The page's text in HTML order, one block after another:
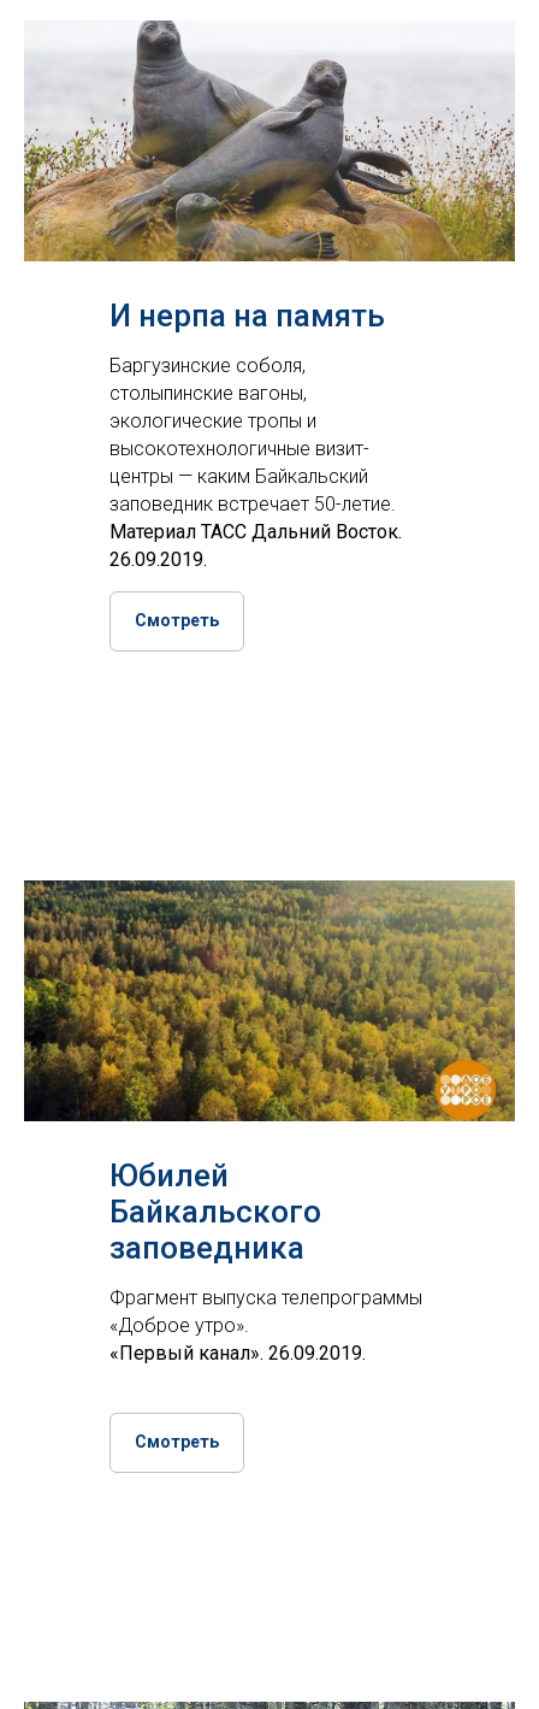
И нерпа на память
Баргузинские соболя,
столыпинские вагоны,
экологические тропы и
высокотехнологичные визит-
центры — каким Байкальский
заповедник встречает 50-летие.
Материал ТАСС Дальний Восток.
26.09.2019.
Смотреть
Юбилей
Байкальского
заповедника
Фрагмент выпуска телепрограммы
«Доброе утро».
«Первый канал». 26.09.2019.
Смотреть